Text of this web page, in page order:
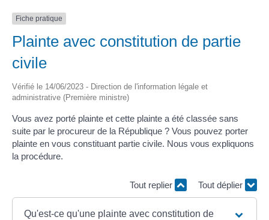
Fiche pratique
Plainte avec constitution de partie
civile
Vérifié le 14/06/2023 - Direction de l'information légale et
administrative (Première ministre)
Vous avez porté plainte et cette plainte a été classée sans
suite par le procureur de la République ? Vous pouvez porter
plainte en vous constituant partie civile. Nous vous expliquons
la procédure.
Tout replier Tout déplier
Qu'est-ce qu'une plainte avec constitution de